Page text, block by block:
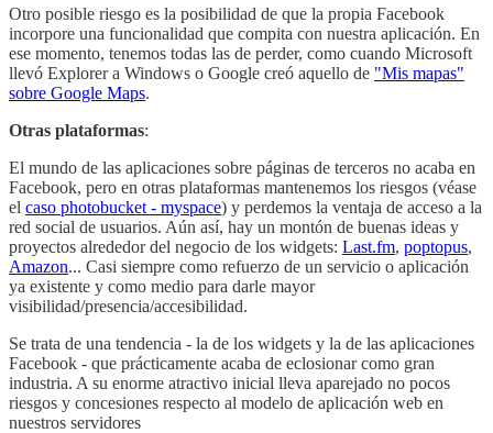
Otro posible riesgo es la posibilidad de que la propia Facebook
incorpore una funcionalidad que compita con nuestra aplicación. En
ese momento, tenemos todas las de perder, como cuando Microsoft
llevó Explorer a Windows o Google creó aquello de "Mis mapas"
sobre Google Maps.
Otras plataformas:
El mundo de las aplicaciones sobre páginas de terceros no acaba en
Facebook, pero en otras plataformas mantenemos los riesgos (véase
el caso photobucket - myspace) y perdemos la ventaja de acceso a la
red social de usuarios. Aún así, hay un montón de buenas ideas y
proyectos alrededor del negocio de los widgets: Last.fm, poptopus,
Amazon... Casi siempre como refuerzo de un servicio o aplicación
ya existente y como medio para darle mayor
visibilidad/presencia/accesibilidad.
Se trata de una tendencia - la de los widgets y la de las aplicaciones
Facebook - que prácticamente acaba de eclosionar como gran
industria. A su enorme atractivo inicial lleva aparejado no pocos
riesgos y concesiones respecto al modelo de aplicación web en
nuestros servidores